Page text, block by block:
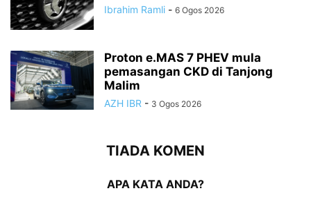
Ibrahim Ramli - 6 Ogos 2026
Proton e.MAS 7 PHEV mula
pemasangan CKD di Tanjong
Malim
AZH IBR - 3 Ogos 2026
TIADA KOMEN
APA KATA ANDA?